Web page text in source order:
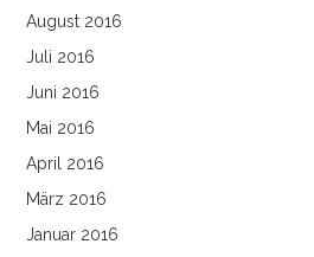
August 2016
Juli 2016
Juni 2016
Mai 2016
April 2016
März 2016
Januar 2016